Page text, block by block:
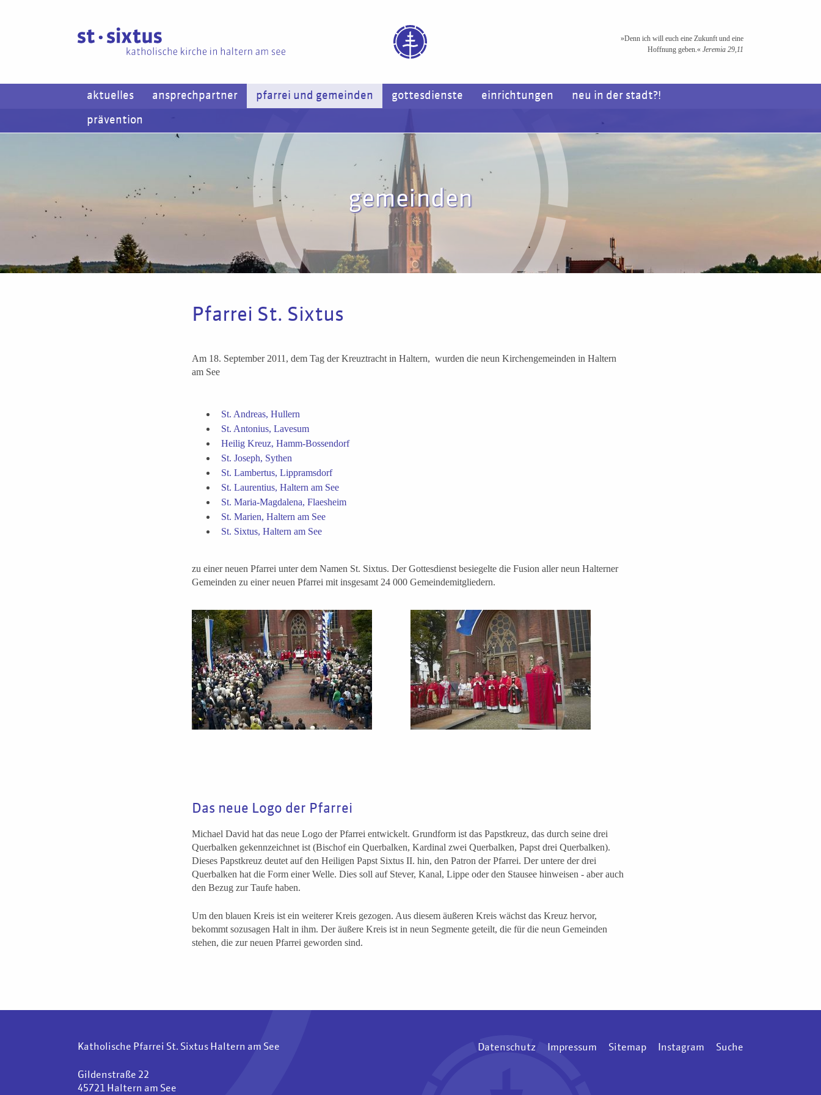
»Denn ich will euch eine Zukunft und eine
Hoffnung geben.« Jeremia 29,11
aktuelles ansprechpartner pfarrei und gemeinden gottesdienste einrichtungen neu in der stadt?!
prävention
gemeinden
Pfarrei St. Sixtus
Am 18. September 2011, dem Tag der Kreuztracht in Haltern, wurden die neun Kirchengemeinden in Haltern
am See
St. Andreas, Hullern
St. Antonius, Lavesum
Heilig Kreuz, Hamm-Bossendorf
St. Joseph, Sythen
St. Lambertus, Lippramsdorf
St. Laurentius, Haltern am See
St. Maria-Magdalena, Flaesheim
St. Marien, Haltern am See
St. Sixtus, Haltern am See
zu einer neuen Pfarrei unter dem Namen St. Sixtus. Der Gottesdienst besiegelte die Fusion aller neun Halterner
Gemeinden zu einer neuen Pfarrei mit insgesamt 24 000 Gemeindemitgliedern.
Das neue Logo der Pfarrei
Michael David hat das neue Logo der Pfarrei entwickelt. Grundform ist das Papstkreuz, das durch seine drei
Querbalken gekennzeichnet ist (Bischof ein Querbalken, Kardinal zwei Querbalken, Papst drei Querbalken).
Dieses Papstkreuz deutet auf den Heiligen Papst Sixtus II. hin, den Patron der Pfarrei. Der untere der drei
Querbalken hat die Form einer Welle. Dies soll auf Stever, Kanal, Lippe oder den Stausee hinweisen - aber auch
den Bezug zur Taufe haben.
Um den blauen Kreis ist ein weiterer Kreis gezogen. Aus diesem äußeren Kreis wächst das Kreuz hervor,
bekommt sozusagen Halt in ihm. Der äußere Kreis ist in neun Segmente geteilt, die für die neun Gemeinden
stehen, die zur neuen Pfarrei geworden sind.
Katholische Pfarrei St. Sixtus Haltern am See
Gildenstraße 22
45721 Haltern am See
Datenschutz Impressum Sitemap Instagram Suche